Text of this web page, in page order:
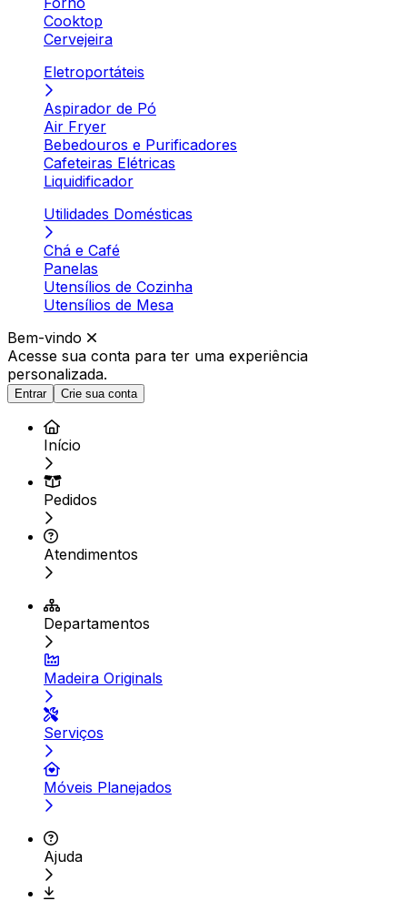
Cooktop
Cervejeira
Eletroportáteis
Aspirador de Pó
Air Fryer
Bebedouros e Purificadores
Cafeteiras Elétricas
Liquidificador
Utilidades Domésticas
Chá e Café
Panelas
Utensílios de Cozinha
Utensílios de Mesa
Bem-vindo
Acesse sua conta para ter uma experiência
personalizada.
Entrar Crie sua conta
Início
Pedidos
Atendimentos
Departamentos
Madeira Originals
Serviços
Móveis Planejados
Ajuda